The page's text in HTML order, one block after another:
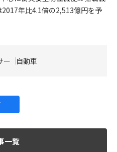
年比4.1倍の2,513億円を予
ー 自動車
一覧